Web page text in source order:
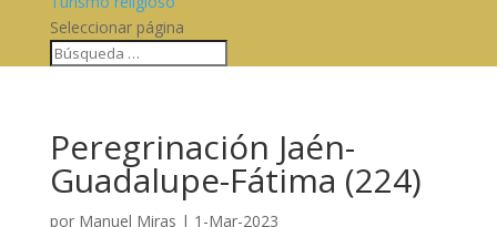
Seleccionar página
Peregrinación Jaén-
Guadalupe-Fátima (224)
por Manuel Miras | 1-Mar-2023